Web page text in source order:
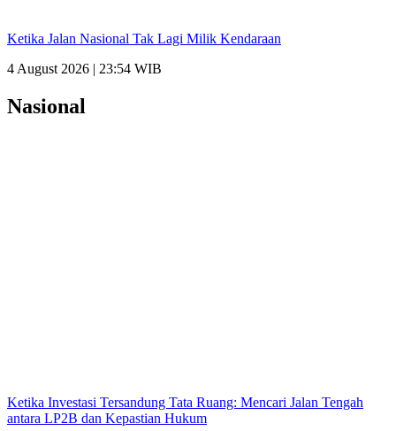
Ketika Jalan Nasional Tak Lagi Milik Kendaraan
4 August 2026 | 23:54 WIB
Nasional
Ketika Investasi Tersandung Tata Ruang: Mencari Jalan Tengah
antara LP2B dan Kepastian Hukum